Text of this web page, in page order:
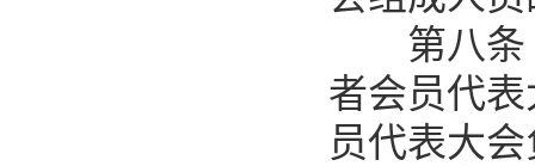
第八条
者会员代
员代表大